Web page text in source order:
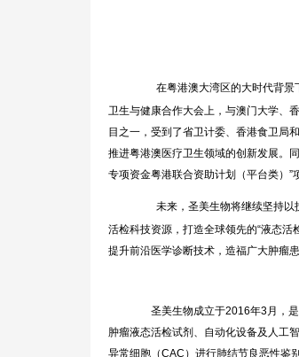
在粤港澳大湾区的大时代背
卫生与健康合作大会上，与澳门大学、
目之一，受到了省卫计委、香港食卫局
推进粤港澳医疗卫生领域的创新发展。
专项资金粤港联合资助计划（平台类）”
未来，圣美生物将继续坚持
活检科技资源，打造全球领先的“液态活
提升前沿医学诊断技术，造福广大肿瘤患
圣美生物成立于2016年3月，是
肿瘤液态活检试剂、自动化设备及人工
异常细胞（CAC）进行肺结节良恶性鉴